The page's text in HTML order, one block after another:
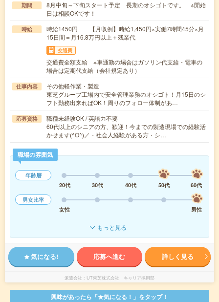
期間
8月中旬～下旬スタート予定 長期のオシゴトです。 ※開始
日は相談OKです！
時給
時給1450円 【月収例】時給1,450円×実働7時間45分×月
15日間＝月16.8万円以上＋残業代
交通費
交通費全額支給 ※車通勤の場合はガソリン代支給・電車の
場合は定期代支給（会社規定あり）
仕事内容
その他軽作業・製造
東芝グループ工場内で安全管理業務のオシゴト！月15日のシ
フト勤務出来ればOK！周りのフォロー体制があ…
応募資格
職種未経験OK / 英語力不要
60代以上のシニアの方、歓迎！今までの製造現場での経験活
かせます(^O^)／・社会人経験がある方・シ…
職場の雰囲気
年齢層
20代
30代 40代 50代
60代
男女比率
女性
男性
もっと見る
気になる! 応募へ進む 詳しく見る
派遣会社 UT東芝株式会社 キャリア採用部
興味があったら「★気になる！」をタップ！